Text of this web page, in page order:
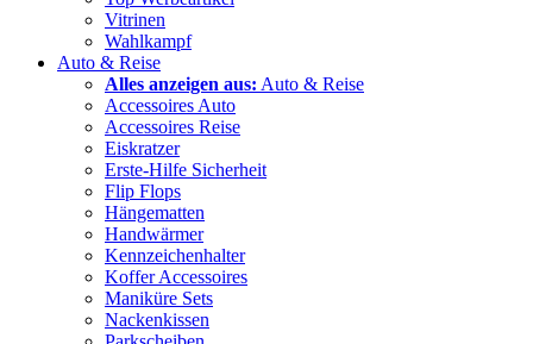
Vitrinen
Wahlkampf
Auto & Reise
Alles anzeigen aus: Auto & Reise
Accessoires Auto
Accessoires Reise
Eiskratzer
Erste-Hilfe Sicherheit
Flip Flops
Hängematten
Handwärmer
Kennzeichenhalter
Koffer Accessoires
Maniküre Sets
Nackenkissen